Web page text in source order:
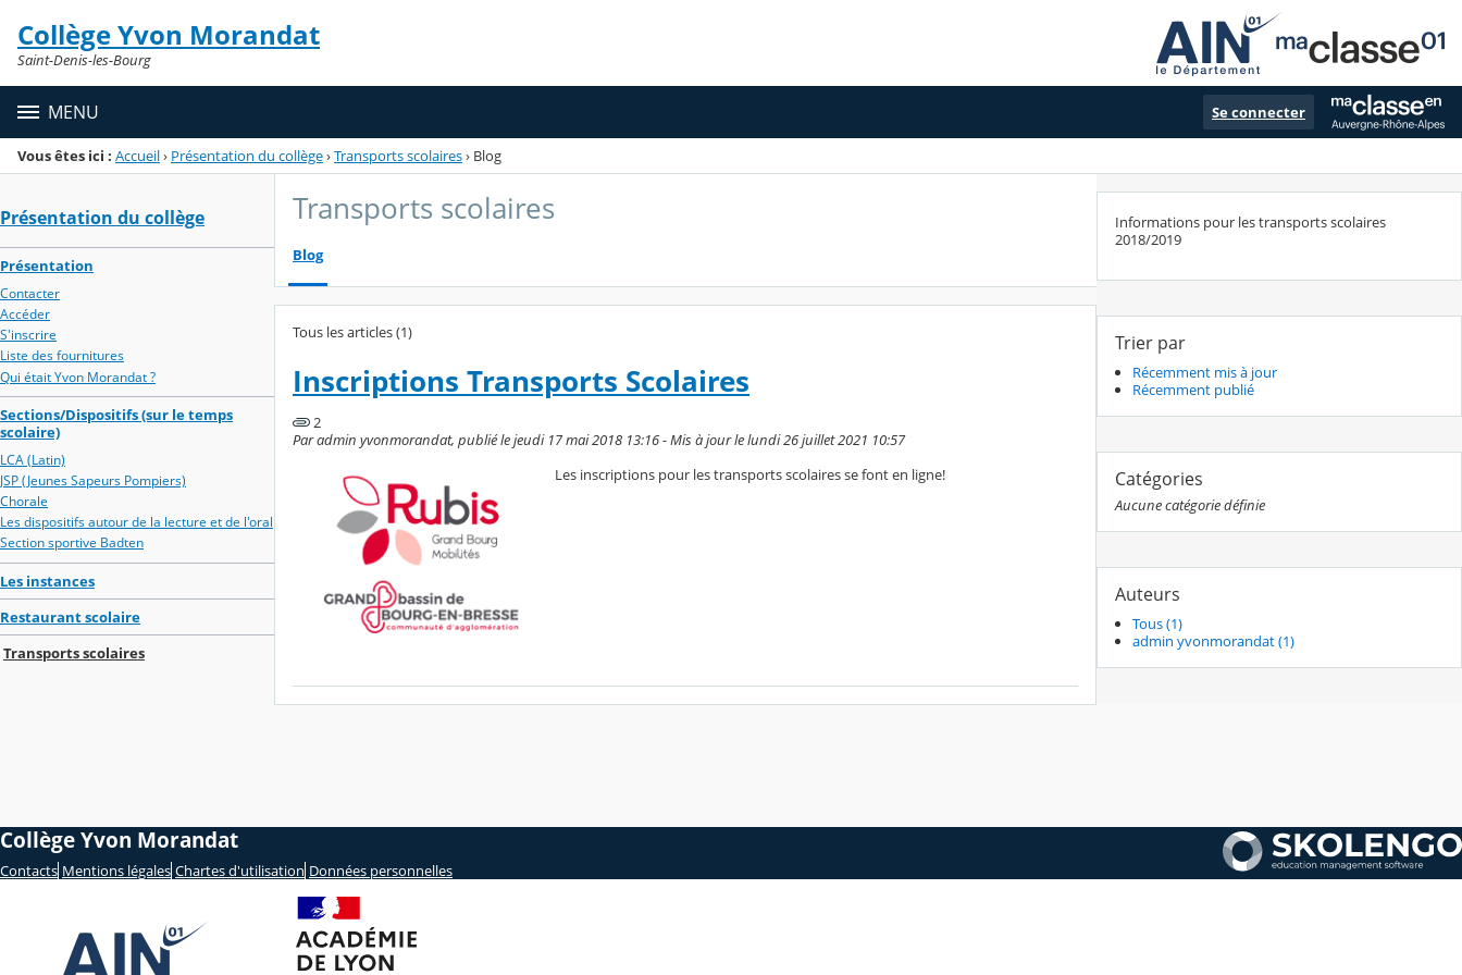
Menu de la rubrique
Contenu
Collège Yvon Morandat
Saint-Denis-les-Bourg
MENU Se connecter
Vous êtes ici : Accueil› Présentation du collège›Transports scolaires› Blog
Présentation du collège
Présentation
Contacter
Accéder
S'inscrire
Liste des fournitures
Qui était Yvon Morandat ?
Sections/Dispositifs (sur le temps
scolaire)
LCA (Latin)
JSP (Jeunes Sapeurs Pompiers)
Chorale
Les dispositifs autour de la lecture et de l'oral
Section sportive Badten
Les instances
Restaurant scolaire
Transports scolaires
Transports scolaires
Blog
Tous les articles (1)
Inscriptions Transports Scolaires
2
Par admin yvonmorandat, publié le jeudi 17 mai 2018 13:16 - Mis à jour le lundi 26 juillet 2021 10:57
Les inscriptions pour les transports scolaires se font en ligne!
Informations pour les transports scolaires
2018/2019
Trier par
Récemment mis à jour
Récemment publié
Catégories
Aucune catégorie définie
Auteurs
Tous (1)
admin yvonmorandat (1)
Collège Yvon Morandat
Contacts Mentions légales Chartes d'utilisation Données personnelles